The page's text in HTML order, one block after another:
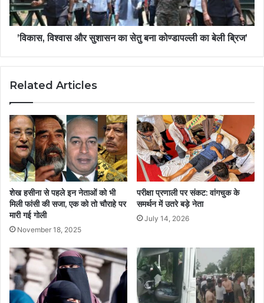
’विकास, विश्वास और सुशासन का सेतु बना कोण्डापल्ली का बेली ब्रिज’
Related Articles
शेख हसीना से पहले इन नेताओं को भी
मिली फांसी की सजा, एक को तो चौराहे पर
मारी गई गोली
November 18, 2025
परीक्षा प्रणाली पर संकट: वांगचुक के
समर्थन में उतरे बड़े नेता
July 14, 2026